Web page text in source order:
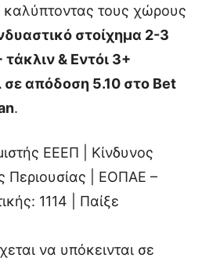
τους χώρους
στοίχημα 2-3
& Εντόι 3+
απόδοση 5.10 στο Bet
.
ΕΕΕΠ | Κίνδυνος
Περιουσίας | ΕΟΠΑΕ –
1114 | Παίξε
να υπόκεινται σε